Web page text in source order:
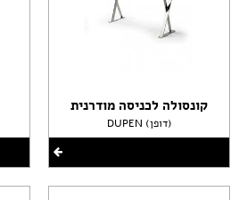
קונסולה לכניסה מודרנית
DUPEN (דופן)